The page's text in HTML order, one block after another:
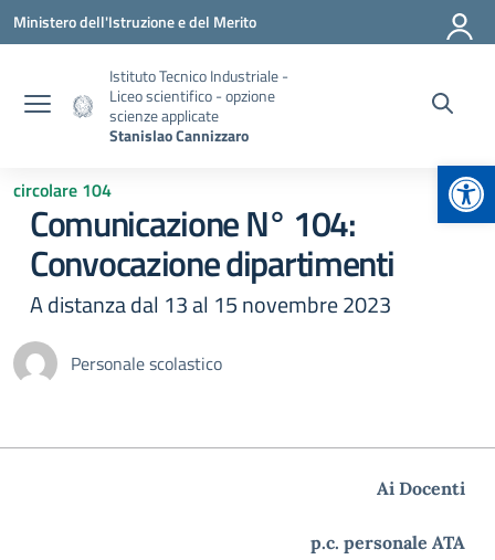
Vai ai contenuti
Vai al menu di navigazione
Vai al footer
Ministero dell'Istruzione e del Merito
Istituto Tecnico Industriale -
Liceo scientifico - opzione
scienze applicate
Stanislao Cannizzaro
circolare 104
Comunicazione N° 104:
Convocazione dipartimenti
A distanza dal 13 al 15 novembre 2023
Personale scolastico
Ai Docenti
p.c. personale ATA